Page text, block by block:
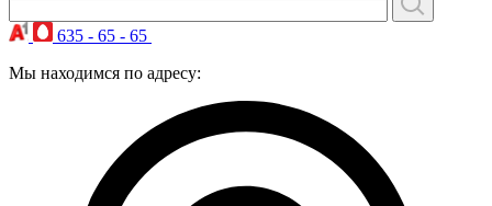
635 - 65 - 65
Мы находимся по адресу: